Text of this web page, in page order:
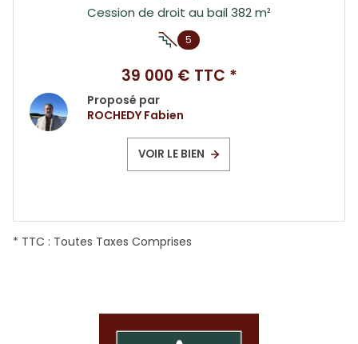
Cession de droit au bail 382 m²
5
39 000 € TTC *
Proposé par
ROCHEDY Fabien
VOIR LE BIEN
* TTC : Toutes Taxes Comprises